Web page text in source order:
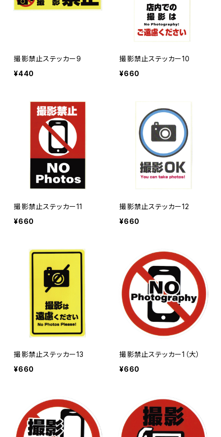
撮影禁止ステッカー9
¥440
撮影禁止ステッカー10
¥660
撮影禁止ステッカー11
¥660
撮影禁止ステッカー12
¥660
撮影禁止ステッカー13
¥660
撮影禁止ステッカー1（大）
¥660